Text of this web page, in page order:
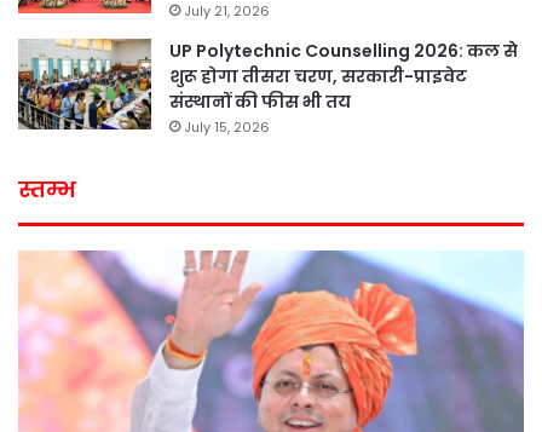
July 21, 2026
UP Polytechnic Counselling 2026: कल से
शुरू होगा तीसरा चरण, सरकारी-प्राइवेट
संस्थानों की फीस भी तय
July 15, 2026
स्तम्भ